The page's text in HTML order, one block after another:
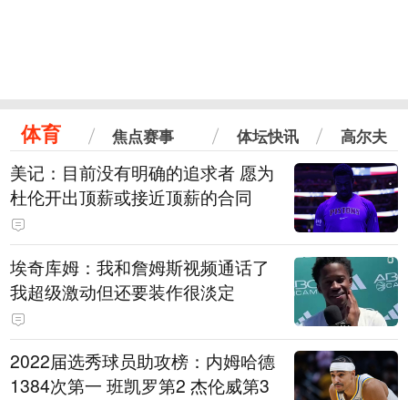
体育 焦点赛事 体坛快讯 高尔夫
美记：目前没有明确的追求者 愿为
杜伦开出顶薪或接近顶薪的合同
埃奇库姆：我和詹姆斯视频通话了
我超级激动但还要装作很淡定
2022届选秀球员助攻榜：内姆哈德
1384次第一 班凯罗第2 杰伦威第3